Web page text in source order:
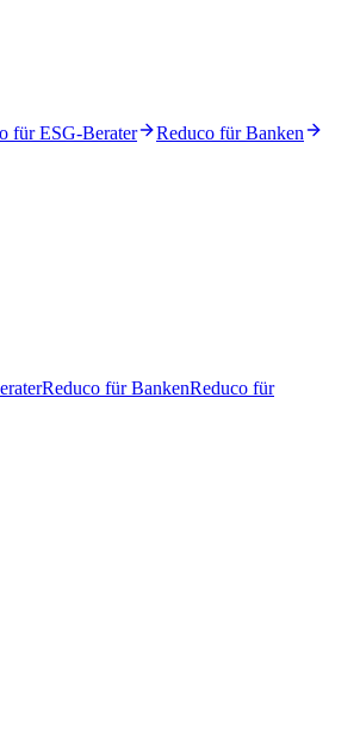
für ESG-Berater
Reduco für Banken
Reduco für BankenReduco für